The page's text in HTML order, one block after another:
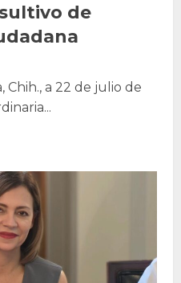
de
Chih., a 22 de julio de